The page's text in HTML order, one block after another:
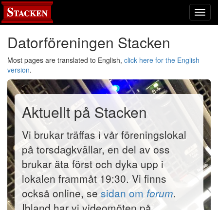
Datorföreningen Stacken
Most pages are translated to English, click here for the English
version.
Aktuellt på Stacken
Vi brukar träffas i vår föreningslokal
på torsdagkvällar, en del av oss
brukar äta först och dyka upp i
lokalen frammåt 19:30. Vi finns
också online, se sidan om forum.